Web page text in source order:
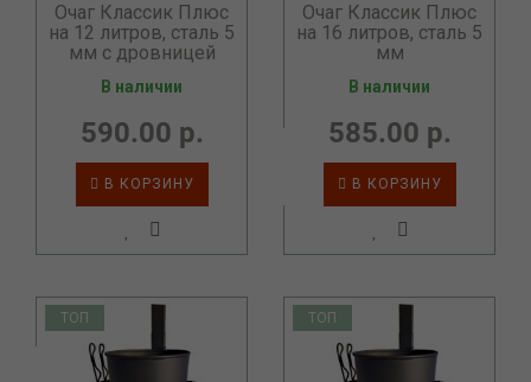
Очаг Классик Плюс
на 12 литров, сталь 5
мм с дровницей
В наличии
590.00 р.
В КОРЗИНУ
Очаг Классик Плюс
на 16 литров, сталь 5
мм
В наличии
585.00 р.
В КОРЗИНУ
ТОП ТОП